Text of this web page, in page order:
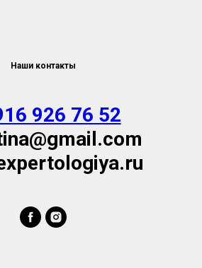
Наши контакты
926 76 52